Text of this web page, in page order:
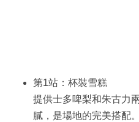
第1站：杯裝雪糕
提供士多啤梨和朱古力
膩，是場地的完美搭配。